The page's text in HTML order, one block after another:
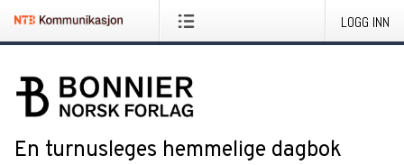
LOGG INN
En turnusleges hemmelige dagbok